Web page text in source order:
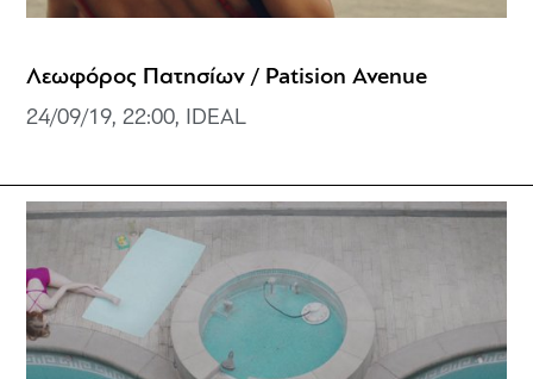
Λεωφόρος Πατησίων / Patision Avenue
24/09/19, 22:00, IDEAL